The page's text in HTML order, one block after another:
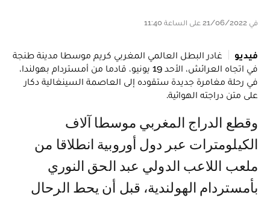
في 21/06/2022 على الساعة 11:40
فيديو
غادر البطل العالمي المغربي كريم موسطا مدينة طنجة
في اتجاه العرائش، الأحد 19 يونيو، قادما من أمستردام بهولندا،
في رحلة مغامرة جديدة ستقوده إلى العاصمة السينغالية دكار
على متن دراجته الهوائية.
وقطع الدراج المغربي موسطا آلاف
الكيلومترات عبر دول أوروبية انطلاقا من
ملعب اللاعب الدولي عبد الحق النوري
بأمستردام الهولندية، قبل أن يحط الرحال